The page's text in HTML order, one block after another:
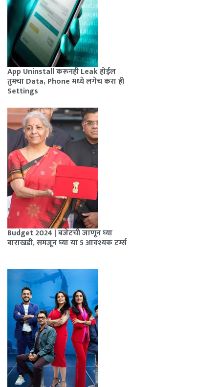
App Uninstall करूनही Leak होईल
तुमचा Data, Phone मध्ये लगेच करा ही
Settings
Budget 2024 | बजेटची जाणून घ्या
बाराखडी, समजून घ्या या 5 आवश्यक टर्म्स